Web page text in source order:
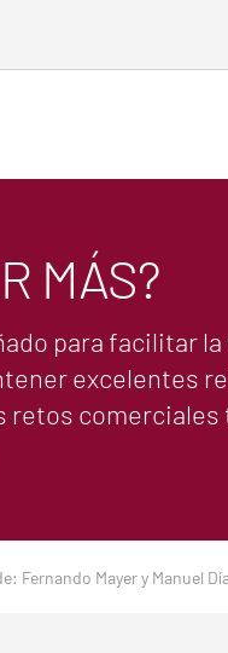
MÁS?
para facilitar
excelentes
retos
Fernando Mayer y Manuel